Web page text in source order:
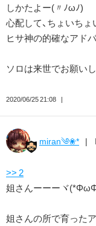
しかたよー(〃ﾉωﾉ)
心配して、ちょいち
ヒサ神の的確なアド
ソロは来世でお願い
2020/06/25 21:08
miran༄❀*
>> 2
姐さんーーーヾ
姐さんの所で育った